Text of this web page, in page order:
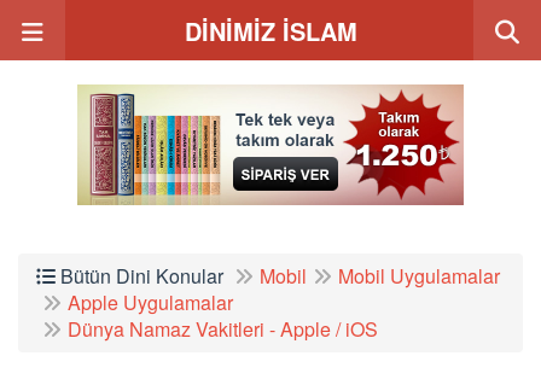
DİNİMİZ İSLAM
Bütün Dini Konular Mobil
Mobil Uygulamalar
Apple Uygulamalar
Dünya Namaz Vakitleri - Apple / iOS